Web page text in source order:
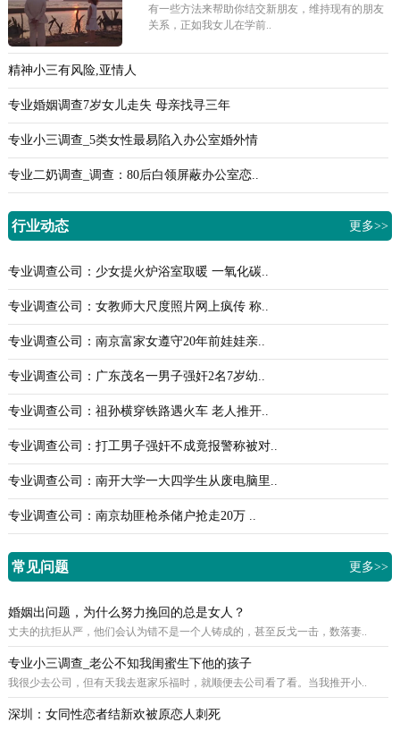
有一些方法来帮助你结交新朋友，维持现有的朋友
关系，正如我女儿在学前..
精神小三有风险,亚情人
专业婚姻调查7岁女儿走失 母亲找寻三年
专业小三调查_5类女性最易陷入办公室婚外情
专业二奶调查_调查：80后白领屏蔽办公室恋..
行业动态 更多>>
专业调查公司：少女提火炉浴室取暖 一氧化碳..
专业调查公司：女教师大尺度照片网上疯传 称..
专业调查公司：南京富家女遵守20年前娃娃亲..
专业调查公司：广东茂名一男子强奸2名7岁幼..
专业调查公司：祖孙横穿铁路遇火车 老人推开..
专业调查公司：打工男子强奸不成竟报警称被对..
专业调查公司：南开大学一大四学生从废电脑里..
专业调查公司：南京劫匪枪杀储户抢走20万 ..
常见问题 更多>>
婚姻出问题，为什么努力挽回的总是女人？
丈夫的抗拒从严，他们会认为错不是一个人铸成的，甚至反戈一击，数落妻..
专业小三调查_老公不知我闺蜜生下他的孩子
我很少去公司，但有天我去逛家乐福时，就顺便去公司看了看。当我推开小..
深圳：女同性恋者结新欢被原恋人刺死